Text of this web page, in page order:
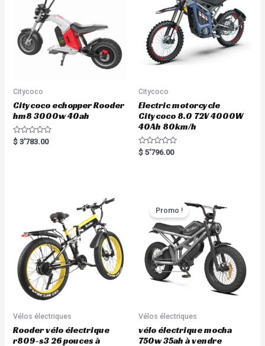
Citycoco
Citycoco echopper Rooder
hm8 3000w 40ah
R
a
$ 3'783.00
Citycoco
Electric motorcycle
Citycoco 8.0 72V 4000W
40Ah 80km/h
R
a
$ 5'796.00
Vélos électriques
Rooder vélo électrique
r809-s3 26 pouces à
Promo !
Vélos électriques
vélo électrique mocha
750w 35ah à vendre